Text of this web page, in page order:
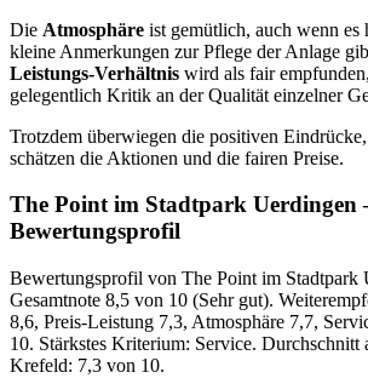
Die Atmosphäre ist gemütlich, auch wenn es
kleine Anmerkungen zur Pflege der Anlage
Leistungs-Verhältnis wird als fair
gelegentlich Kritik an der Qualität einzelner
Trotzdem überwiegen die positiven
schätzen die Aktionen und die fairen Preise.
The Point im Stadtpark Uerdingen
Bewertungsprofil
Bewertungsprofil von The Point im Stadtpark
Gesamtnote 8,5 von 10 (Sehr gut).
8,6, Preis-Leistung 7,3, Atmosphäre 7,7,
10. Stärkstes Kriterium: Service. Durchschnitt
Krefeld: 7,3 von 10.